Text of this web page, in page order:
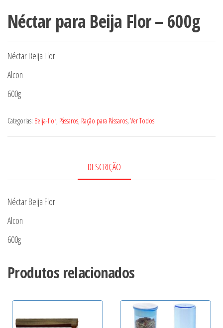
Néctar para Beija Flor – 600g
Néctar Beija Flor
Alcon
600g
Categorias: Beija-flor, Pássaros, Ração para Pássaros, Ver Todos
DESCRIÇÃO
Néctar Beija Flor
Alcon
600g
Produtos relacionados